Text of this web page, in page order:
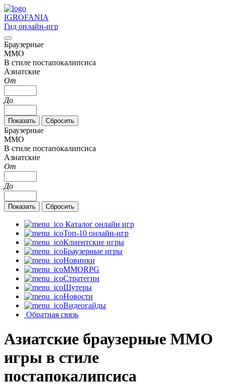
IGROFANIA
Гид онлайн-игр
Браузерные
MMO
В стиле постапокалипсиса
Азиатские
От
До
Браузерные
MMO
В стиле постапокалипсиса
Азиатские
От
До
Каталог онлайн игр
Топ-10 онлайн-игр
Клиентские игры
Браузерные игры
Новинки
MMORPG
Стратегии
Шутеры
Новости
Видеогайды
Обратная связь
Азиатские браузерные MMO
игры в стиле
постапокалипсиса